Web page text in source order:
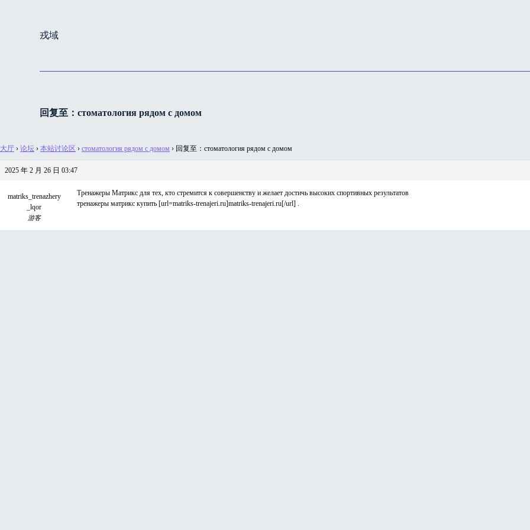
戎域
回复至：стоматология рядом с домом
大厅 › 论坛 › 本站讨论区 › стоматология рядом с домом › 回复至：стоматология рядом с домом
2025 年 2 月 26 日 03:47
matriks_trenazhery
_lqor
游客
Тренажеры Матрикс для тех, кто стремится к совершенству и желает достичь высоких спортивных результатов
тренажеры матрикс купить [url=matriks-trenajeri.ru]matriks-trenajeri.ru[/url] .